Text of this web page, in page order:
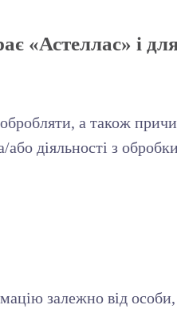
«Астеллас» і
а також
або діяльності з
залежно від особи,